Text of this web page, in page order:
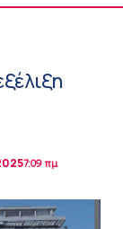
7:09 πμ